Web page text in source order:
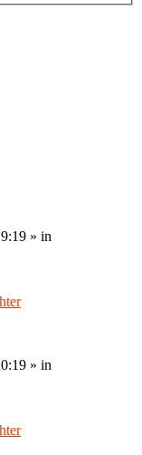
» in
» in